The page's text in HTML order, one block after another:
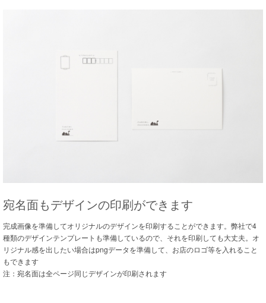
宛名面もデザインの印刷ができます
完成画像を準備してオリジナルのデザインを印刷することができます。弊社で4
種類のデザインテンプレートも準備しているので、それを印刷しても大丈夫。オ
リジナル感を出したい場合はpngデータを準備して、お店のロゴ等を入れること
もできます
注：宛名面は全ページ同じデザインが印刷されます